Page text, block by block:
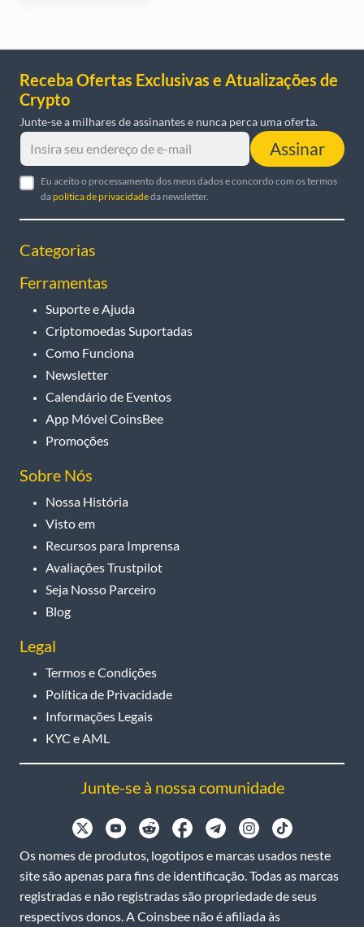
Receba Ofertas Exclusivas e Atualizações de
Crypto
Junte-se a milhares de assinantes e nunca perca uma oferta.
Assinar
Eu aceito o processamento dos meus dados e concordo com os termos
dapolítica de privacidadeda newsletter.
Categorias
Ferramentas
Suporte e Ajuda
Criptomoedas Suportadas
Como Funciona
Newsletter
Calendário de Eventos
App Móvel CoinsBee
Promoções
Sobre Nós
Nossa História
Visto em
Recursos para Imprensa
Avaliações Trustpilot
Seja Nosso Parceiro
Blog
Legal
Termos e Condições
Política de Privacidade
Informações Legais
KYC e AML
Junte-se à nossa comunidade
Os nomes de produtos, logotipos e marcas usados neste
site são apenas para fins de identificação. Todas as marcas
registradas e não registradas são propriedade de seus
respectivos donos. A Coinsbee não é afiliada às